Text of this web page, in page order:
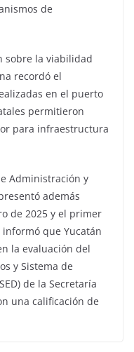
de
sobre la viabilidad
recordó el
en el puerto
permitieron
para infraestructura
Administración y
además
de 2025 y el primer
que Yucatán
la evaluación del
y Sistema de
de la Secretaría
una calificación de